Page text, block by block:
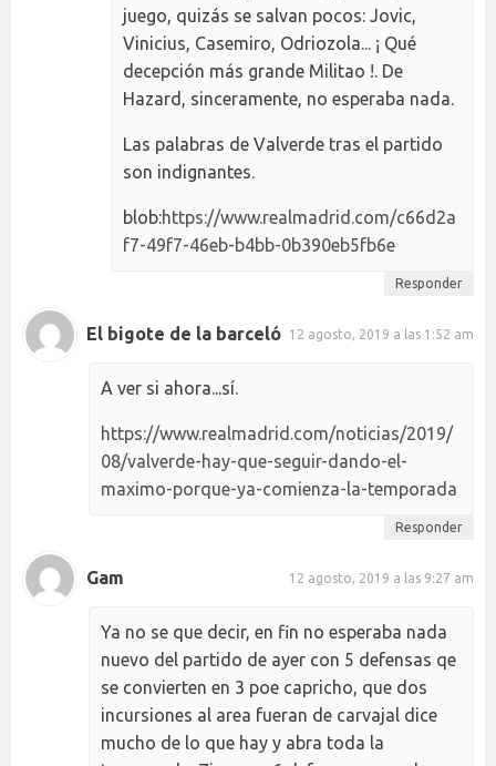
juego, quizás se salvan pocos: Jovic,
Vinicius, Casemiro, Odriozola... ¡ Qué
decepción más grande Militao !. De
Hazard, sinceramente, no esperaba nada.
Las palabras de Valverde tras el partido
son indignantes.
blob:https://www.realmadrid.com/c66d2a
f7-49f7-46eb-b4bb-0b390eb5fb6e
Responder
El bigote de la barceló 12 agosto, 2019 a las 1:52 am
A ver si ahora...sí.
https://www.realmadrid.com/noticias/2019/
08/valverde-hay-que-seguir-dando-el-
maximo-porque-ya-comienza-la-temporada
Responder
Gam 12 agosto, 2019 a las 9:27 am
Ya no se que decir, en fin no esperaba nada
nuevo del partido de ayer con 5 defensas qe
se convierten en 3 poe capricho, que dos
incursiones al area fueran de carvajal dice
mucho de lo que hay y abra toda la